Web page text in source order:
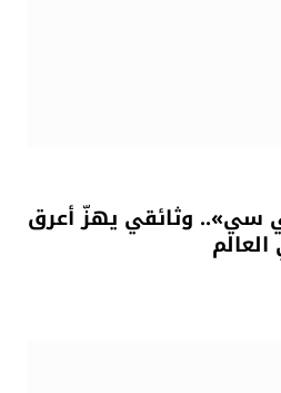
سي».. وثائقي يهزّ أعرق